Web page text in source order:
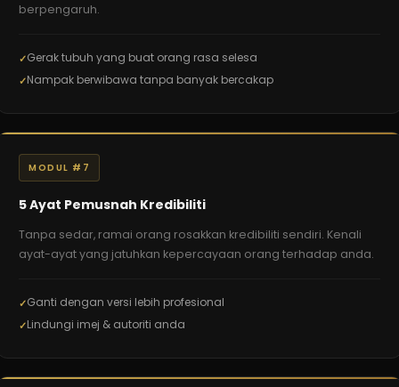
berpengaruh.
Gerak tubuh yang buat orang rasa selesa
Nampak berwibawa tanpa banyak bercakap
MODUL #7
5 Ayat Pemusnah Kredibiliti
Tanpa sedar, ramai orang rosakkan kredibiliti sendiri. Kenali
ayat-ayat yang jatuhkan kepercayaan orang terhadap anda.
Ganti dengan versi lebih profesional
Lindungi imej & autoriti anda